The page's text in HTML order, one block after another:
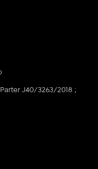
J40/3263/2018 ;